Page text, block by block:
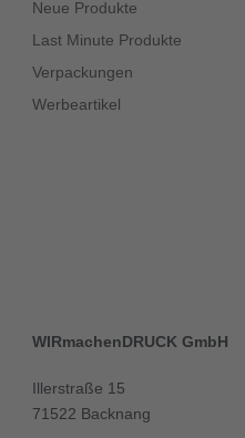
Neue Produkte
Last Minute Produkte
Verpackungen
Werbeartikel
WIRmachenDRUCK GmbH
Illerstraße 15
71522 Backnang